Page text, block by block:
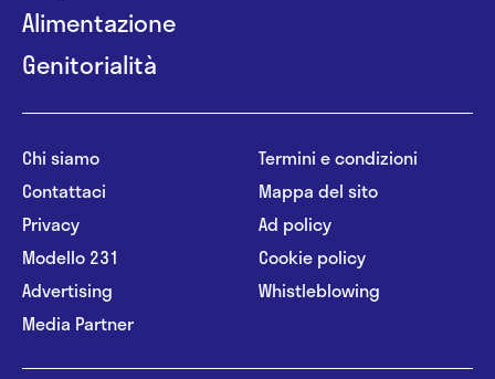
Alimentazione
Genitorialità
Chi siamo
Contattaci
Privacy
Modello 231
Advertising
Media Partner
Termini e condizioni
Mappa del sito
Ad policy
Cookie policy
Whistleblowing